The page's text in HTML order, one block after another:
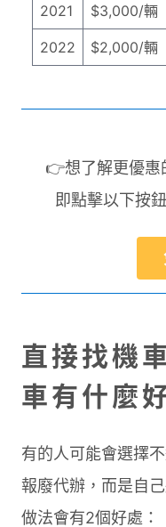
2021 $3,000/輛
2022 $2,000/輛
👉想了解更優惠
即點擊以下按
直接找機
車有什麼
有的人可能會選擇
報廢代辦，而是自
做法會有2個好處：